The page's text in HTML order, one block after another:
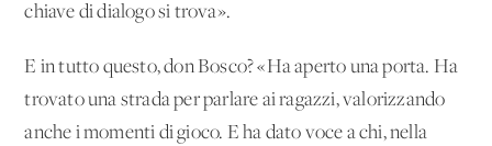
chiave di dialogo si trova».
E in tutto questo, don Bosco? «Ha aperto una porta. Ha
trovato una strada per parlare ai ragazzi, valorizzando
anche i momenti di gioco. E ha dato voce a chi, nella